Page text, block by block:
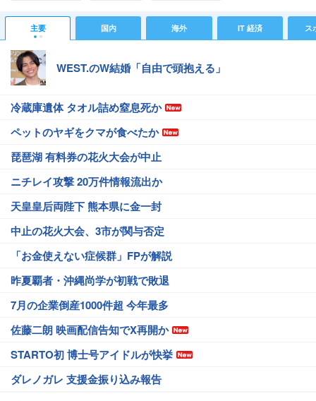
#スコットランド
#アニー #阿木燿子
主要 国内 海外 IT 経済 ス
WEST.のW結婚「自由で頭抱える」
冷蔵庫遺体 タオル詰め窒息死か
ペットのヤギをクマが食べたか
琵琶湖 有料券の花火大会が中止
ニチレイ攻撃 20万件情報流出か
天皇皇后両陛下 熊本県に金一封
中止の花火大会、3市が関与否定
「お金使えない症候群」FPが解説
昨夏覇者・沖縄尚学が初戦で敗退
7月の企業倒産1000件超 今年最多
佐藤二朗 映画配信告知でX再開か
STARTO初 博士号アイドルが快挙
ダレノガレ 支援金振り込み報告